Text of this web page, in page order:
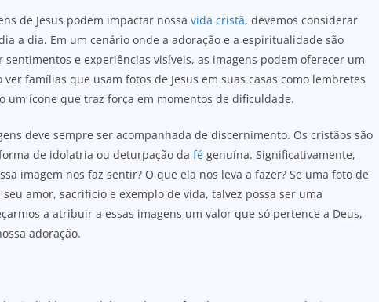
de Jesus podem impactar nossa vida cristã, devemos considerar
a dia. Em um cenário onde a adoração e a espiritualidade são
e experiências visíveis, as imagens podem oferecer um
famílias que usam fotos de Jesus em suas casas como lembretes
um ícone que traz força em momentos de dificuldade.
deve sempre ser acompanhada de discernimento. Os cristãos são
de idolatria ou deturpação da fé genuína. Significativamente,
imagem nos faz sentir? O que ela nos leva a fazer? Se uma foto de
amor, sacrifício e exemplo de vida, talvez possa ser uma
a atribuir a essas imagens um valor que só pertence a Deus,
adoração.